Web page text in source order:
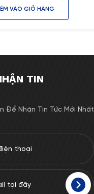
VÀO GIỎ HÀNG
TIN
Để Nhận Tin Tức Mới Nhất